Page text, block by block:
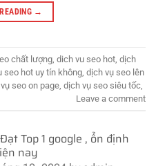
→
chất lượng dich vu seo hot dịch
seo hot uy tín không dịch vụ seo lên
seo on page dịch vụ seo siêu tốc
Leave a comment
Top 1 google , ổn định
nay